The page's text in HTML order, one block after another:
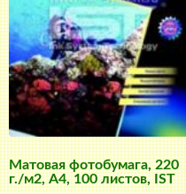
Матовая фотобумага, 220
г./м2, A4, 100 листов, IST